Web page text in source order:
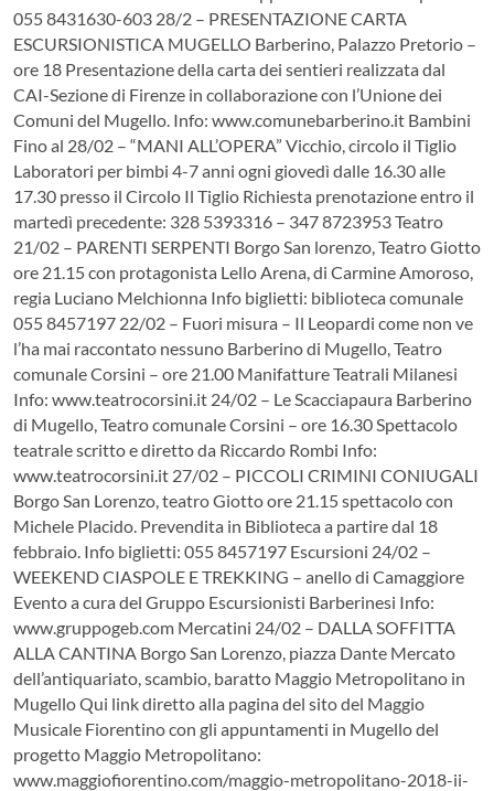
055 8431630-603 28/2 – PRESENTAZIONE CARTA
ESCURSIONISTICA MUGELLO Barberino, Palazzo Pretorio –
ore 18 Presentazione della carta dei sentieri realizzata dal
CAI-Sezione di Firenze in collaborazione con l’Unione dei
Comuni del Mugello. Info: www.comunebarberino.it Bambini
Fino al 28/02 – “MANI ALL’OPERA” Vicchio, circolo il Tiglio
Laboratori per bimbi 4-7 anni ogni giovedì dalle 16.30 alle
17.30 presso il Circolo Il Tiglio Richiesta prenotazione entro il
martedì precedente: 328 5393316 – 347 8723953 Teatro
21/02 – PARENTI SERPENTI Borgo San lorenzo, Teatro Giotto
ore 21.15 con protagonista Lello Arena, di Carmine Amoroso,
regia Luciano Melchionna Info biglietti: biblioteca comunale
055 8457197 22/02 – Fuori misura – Il Leopardi come non ve
l’ha mai raccontato nessuno Barberino di Mugello, Teatro
comunale Corsini – ore 21.00 Manifatture Teatrali Milanesi
Info: www.teatrocorsini.it 24/02 – Le Scacciapaura Barberino
di Mugello, Teatro comunale Corsini – ore 16.30 Spettacolo
teatrale scritto e diretto da Riccardo Rombi Info:
www.teatrocorsini.it 27/02 – PICCOLI CRIMINI CONIUGALI
Borgo San Lorenzo, teatro Giotto ore 21.15 spettacolo con
Michele Placido. Prevendita in Biblioteca a partire dal 18
febbraio. Info biglietti: 055 8457197 Escursioni 24/02 –
WEEKEND CIASPOLE E TREKKING – anello di Camaggiore
Evento a cura del Gruppo Escursionisti Barberinesi Info:
www.gruppogeb.com Mercatini 24/02 – DALLA SOFFITTA
ALLA CANTINA Borgo San Lorenzo, piazza Dante Mercato
dell’antiquariato, scambio, baratto Maggio Metropolitano in
Mugello Qui link diretto alla pagina del sito del Maggio
Musicale Fiorentino con gli appuntamenti in Mugello del
progetto Maggio Metropolitano:
www.maggiofiorentino.com/maggio-metropolitano-2018-ii-